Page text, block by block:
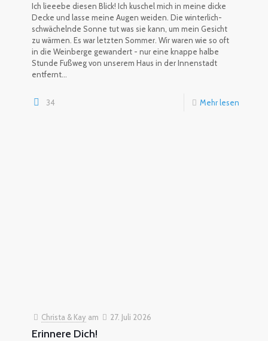
Ich lieeebe diesen Blick! Ich kuschel mich in meine dicke
Decke und lasse meine Augen weiden. Die winterlich-
schwächelnde Sonne tut was sie kann, um mein Gesicht
zu wärmen. Es war letzten Sommer. Wir waren wie so oft
in die Weinberge gewandert - nur eine knappe halbe
Stunde Fußweg von unserem Haus in der Innenstadt
entfernt...
34 Mehr lesen
Christa & Kay am 27. Juli 2026
Erinnere Dich!